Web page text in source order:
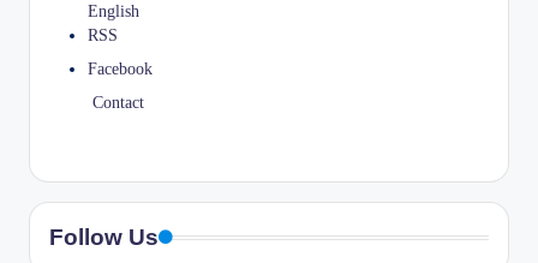
English
RSS
Facebook
Contact
Follow Us